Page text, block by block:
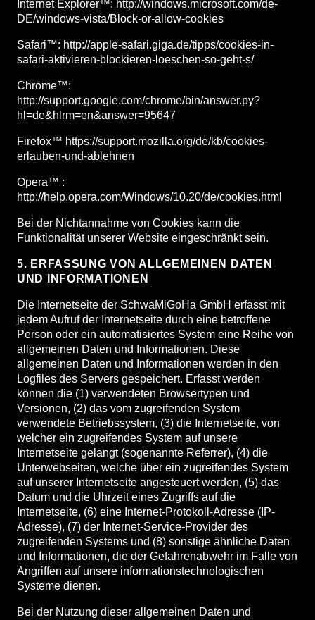
Internet Explorer™: http://windows.microsoft.com/de-
DE/windows-vista/Block-or-allow-cookies
Safari™: http://apple-safari.giga.de/tipps/cookies-in-
safari-aktivieren-blockieren-loeschen-so-geht-s/
Chrome™:
http://support.google.com/chrome/bin/answer.py?
hl=de&hlrm=en&answer=95647
Firefox™ https://support.mozilla.org/de/kb/cookies-
erlauben-und-ablehnen
Opera™ :
http://help.opera.com/Windows/10.20/de/cookies.html
Bei der Nichtannahme von Cookies kann die
Funktionalität unserer Website eingeschränkt sein.
5. ERFASSUNG VON ALLGEMEINEN DATEN
UND INFORMATIONEN
Die Internetseite der SchwaMiGoHa GmbH erfasst mit
jedem Aufruf der Internetseite durch eine betroffene
Person oder ein automatisiertes System eine Reihe von
allgemeinen Daten und Informationen. Diese
allgemeinen Daten und Informationen werden in den
Logfiles des Servers gespeichert. Erfasst werden
können die (1) verwendeten Browsertypen und
Versionen, (2) das vom zugreifenden System
verwendete Betriebssystem, (3) die Internetseite, von
welcher ein zugreifendes System auf unsere
Internetseite gelangt (sogenannte Referrer), (4) die
Unterwebseiten, welche über ein zugreifendes System
auf unserer Internetseite angesteuert werden, (5) das
Datum und die Uhrzeit eines Zugriffs auf die
Internetseite, (6) eine Internet-Protokoll-Adresse (IP-
Adresse), (7) der Internet-Service-Provider des
zugreifenden Systems und (8) sonstige ähnliche Daten
und Informationen, die der Gefahrenabwehr im Falle von
Angriffen auf unsere informationstechnologischen
Systeme dienen.
Bei der Nutzung dieser allgemeinen Daten und